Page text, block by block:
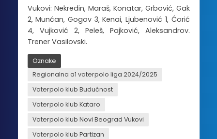
Vukovi: Nekredin, Maraš, Konatar, Grbović, Gak
2, Munćan, Gogov 3, Kenai, Ljubenović 1, Ćorić
4, Vujković 2, Peleš, Pajković, Aleksandrov.
Trener Vasilovski.
Oznake
Regionalna a1 vaterpolo liga 2024/2025
Vaterpolo klub Budućnost
Vaterpolo klub Kataro
Vaterpolo klub Novi Beograd Vukovi
Vaterpolo klub Partizan